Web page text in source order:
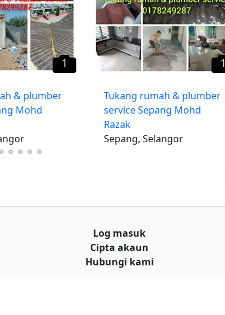
1
& plumber
Mohd
1
Tukang rumah & plumber
service Sepang Mohd
Razak
Sepang, Selangor
Log masuk
Cipta akaun
Hubungi kami